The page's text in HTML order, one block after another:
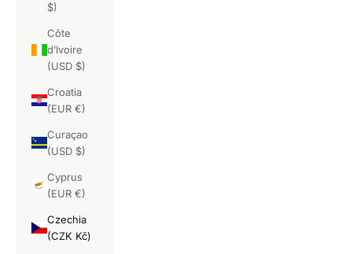
$)
Côte
d’Ivoire
(USD $)
Croatia
(EUR €)
Curaçao
(USD $)
Cyprus
(EUR €)
Czechia
(CZK Kč)